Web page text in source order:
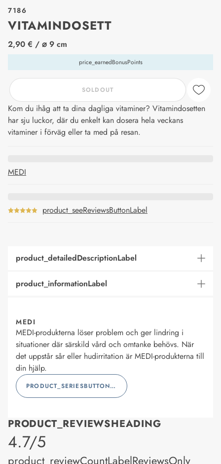
7186
VITAMINDOSETT
price_label
2,90 € / ⌀ 9 cm
price_earnedBonusPoints
SOLDOUT
Kom du ihåg att ta dina dagliga vitaminer? Vitamindosetten
har sju luckor, där du enkelt kan dosera hela veckans
vitaminer i förväg eller ta med på resan.
MEDI
product_seeReviewsButtonLabel
product_detailedDescriptionLabel
product_informationLabel
MEDI
MEDI-produkterna löser problem och ger lindring i
situationer där särskild vård och omtanke behövs. När
det uppstår sår eller hudirritation är MEDI-produkterna till
din hjälp.
PRODUCT_SERIESBUTTONLABEL
PRODUCT_REVIEWSHEADING
product_rating
4.7/5
product_reviewCountLabelReviewsOnly